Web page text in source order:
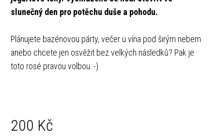
slunečný den pro potěchu duše a pohodu.
Plánujete bazénovou párty, večer u vína pod širým nebem
anebo chcete jen osvěžit bez velkých následků? Pak je
toto rosé pravou volbou :-)
200 Kč